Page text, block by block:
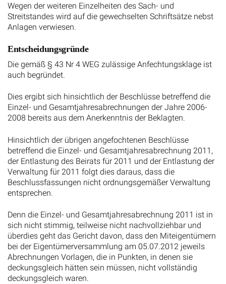
Wegen der weiteren Einzelheiten des Sach- und
Streitstandes wird auf die gewechselten Schriftsätze nebst
Anlagen verwiesen.
Entscheidungsgründe
Die gemäß § 43 Nr 4 WEG zulässige Anfechtungsklage ist
auch begründet.
Dies ergibt sich hinsichtlich der Beschlüsse betreffend die
Einzel- und Gesamtjahresabrechnungen der Jahre 2006-
2008 bereits aus dem Anerkenntnis der Beklagten.
Hinsichtlich der übrigen angefochtenen Beschlüsse
betreffend die Einzel- und Gesamtjahresabrechnung 2011,
der Entlastung des Beirats für 2011 und der Entlastung der
Verwaltung für 2011 folgt dies daraus, dass die
Beschlussfassungen nicht ordnungsgemäßer Verwaltung
entsprechen.
Denn die Einzel- und Gesamtjahresabrechnung 2011 ist in
sich nicht stimmig, teilweise nicht nachvollziehbar und
überdies geht das Gericht davon, dass den Miteigentümern
bei der Eigentümerversammlung am 05.07.2012 jeweils
Abrechnungen Vorlagen, die in Punkten, in denen sie
deckungsgleich hätten sein müssen, nicht vollständig
deckungsgleich waren.